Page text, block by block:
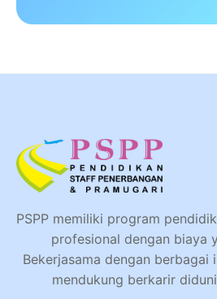
PSPP memiliki program
profesional dengan biaya
Bekerjasama dengan berbagai
mendukung berkarir